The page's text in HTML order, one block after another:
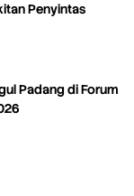
Penyintas
Padang di Forum